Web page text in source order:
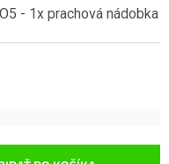
- 1x prachová nádobka